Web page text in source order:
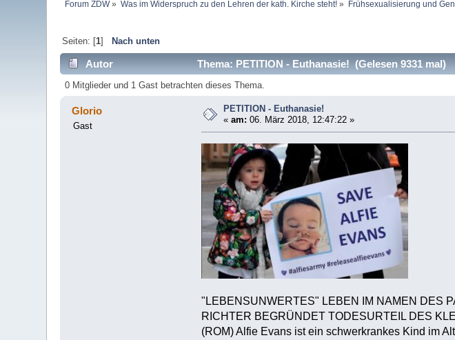
Forum ZDW» Was im Widerspruch zu den Lehren der kath. Kirche steht!» Frühsexualisierung und
Seiten: [1] Nach unten
Autor Thema: PETITION - Euthanasie! (Gelesen 9331 mal)
0 Mitglieder und 1 Gast betrachten dieses Thema.
Glorio
Gast
PETITION - Euthanasie!
«am: 06. März 2018, 12:47:22 »
"LEBENSUNWERTES" LEBEN IM NAMEN DES
RICHTER BEGRÜNDET TODESURTEIL DES
(ROM) Alfie Evans ist ein schwerkrankes Kind im